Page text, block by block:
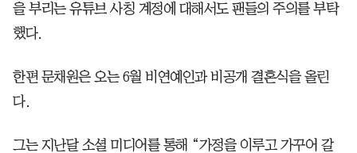
을 부리는 유튜브 사칭 계정에 대해서도 팬들의 주의를 부탁
했다.
한편 문채원은 오는 6월 비연예인과 비공개 결혼식을 올린
다.
그는 지난달 소셜 미디어를 통해 “가정을 이루고 가꾸어 갈